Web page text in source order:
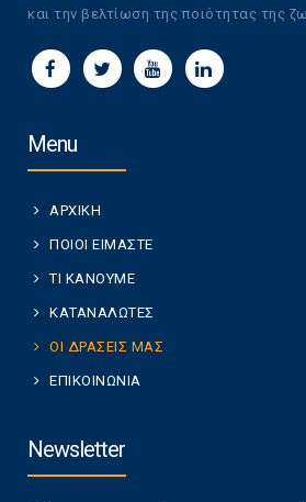
και την βελτίωση της ποιότητας της
Menu
ΑΡΧΙΚΗ
ΠΟΙΟΙ ΕΙΜΑΣΤΕ
ΤΙ ΚΑΝΟΥΜΕ
ΚΑΤΑΝΑΛΩΤΕΣ
ΟΙ ΔΡΑΣΕΙΣ ΜΑΣ
ΕΠΙΚΟΙΝΩΝΙΑ
Newsletter